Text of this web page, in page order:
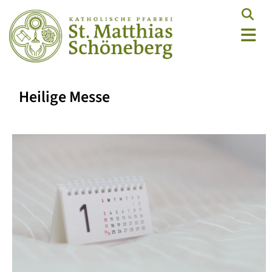
Heilige Messe